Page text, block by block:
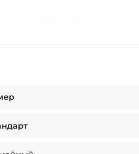
организует активные и
торжеств, оказывает
и настройка оборудования,
оборудован скамеечками и